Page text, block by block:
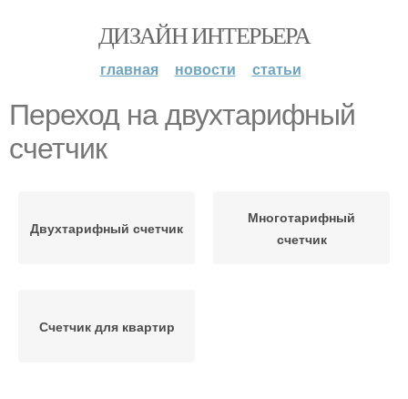
ДИЗАЙН ИНТЕРЬЕРА
главная новости статьи
Переход на двухтарифный
счетчик
Двухтарифный счетчик
Многотарифный
счетчик
Счетчик для квартир